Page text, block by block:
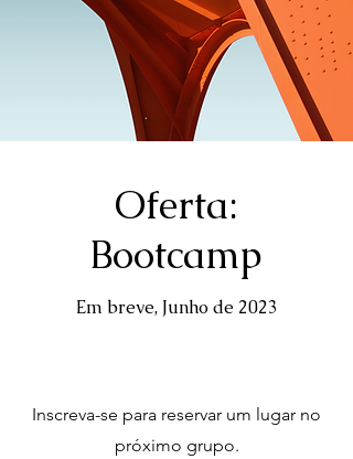
Oferta:
Bootcamp
Em breve, Junho de 2023
Inscreva-se para reservar um lugar no
próximo grupo.